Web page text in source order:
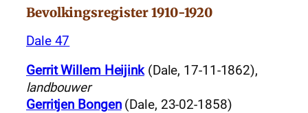
Bevolkingsregister 1910-1920
Dale 47
Gerrit Willem Heijink(Dale, 17-11-1862),
landbouwer
Gerritjen Bongen(Dale, 23-02-1858)